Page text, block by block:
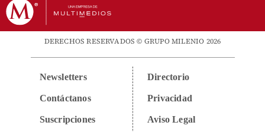
DERECHOS RESERVADOS © GRUPO MILENIO 2026
Newsletters
Contáctanos
Suscripciones
Directorio
Privacidad
Aviso Legal